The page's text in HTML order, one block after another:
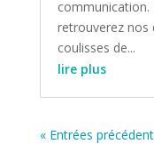
retrouverez nos
coulisses de...
lire plus
« Entrées